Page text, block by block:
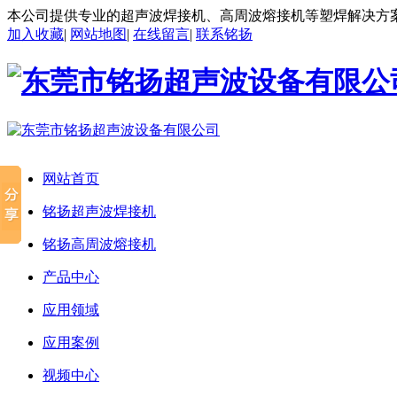
本公司提供专业的超声波焊接机、高周波熔接机等塑焊解决方
加入收藏| 网站地图| 在线留言| 联系铭扬
网站首页
铭扬超声波焊接机
铭扬高周波熔接机
产品中心
应用领域
应用案例
视频中心